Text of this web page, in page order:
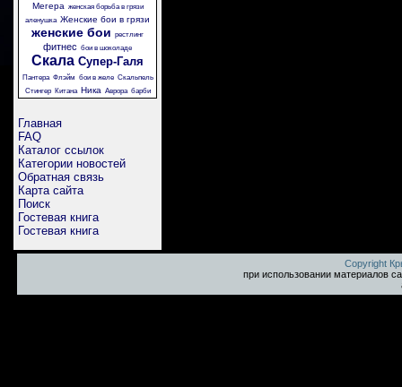
Мегера женская борьба в грязи
аленушка Женские бои в грязи
женские бои рестлинг
фитнес бои в шоколаде
Скала Супер-Галя
Пантера Флэйм бои в желе Скальпель
Стингер
Китана Ника Аврора барби
Главная
FAQ
Каталог ссылок
Категории новостей
Обратная связь
Карта сайта
Поиск
Гостевая книга
Гостевая книга
Copyright
при использовании материалов